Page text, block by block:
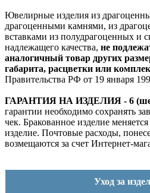
Ювелирные изделия из
драгоценными камнями, из
вставками из полудрагоценных и
надлежащего качества, не
аналогичный товар других
габарита, расцветки или
Правительства РФ от 19 января
ГАРАНТИЯ НА ИЗДЕЛИЯ - 6
гарантии необходимо сохранять
чек. Бракованное изделие
изделие. Почтовые расходы,
возмещаются за счет Интернет-
Уход за